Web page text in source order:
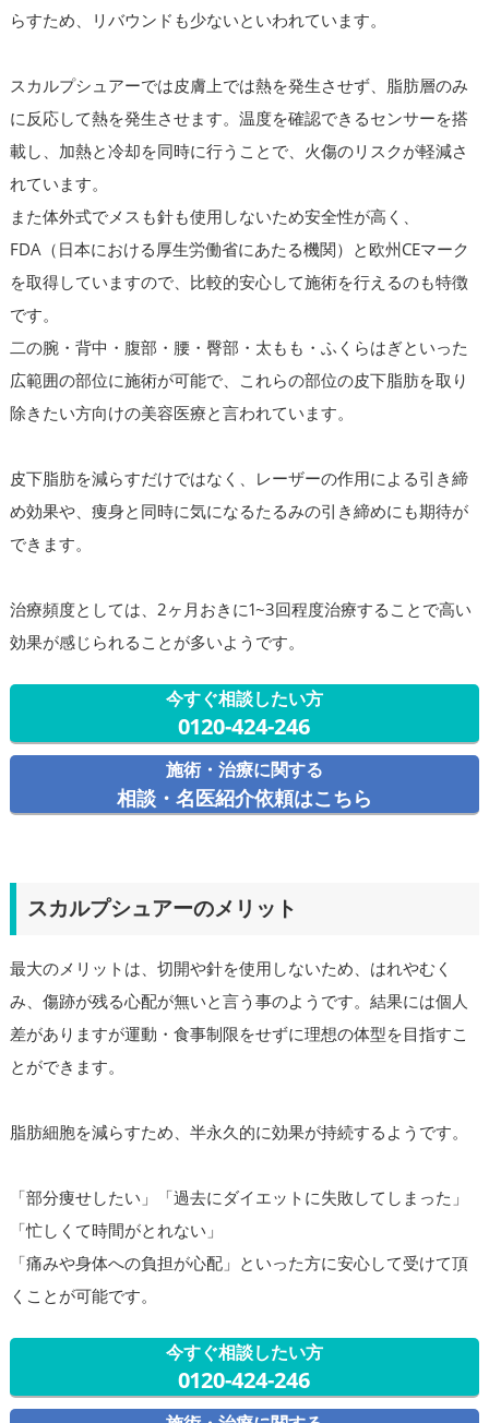
らすため、リバウンドも少ないといわれています。
スカルプシュアーでは皮膚上では熱を発生させず、脂肪層のみ
に反応して熱を発生させます。温度を確認できるセンサーを搭
載し、加熱と冷却を同時に行うことで、火傷のリスクが軽減さ
れています。
また体外式でメスも針も使用しないため安全性が高く、
FDA（日本における厚生労働省にあたる機関）と欧州CEマーク
を取得していますので、比較的安心して施術を行えるのも特徴
です。
二の腕・背中・腹部・腰・臀部・太もも・ふくらはぎといった
広範囲の部位に施術が可能で、これらの部位の皮下脂肪を取り
除きたい方向けの美容医療と言われています。
皮下脂肪を減らすだけではなく、レーザーの作用による引き締
め効果や、痩身と同時に気になるたるみの引き締めにも期待が
できます。
治療頻度としては、2ヶ月おきに1~3回程度治療することで高い
効果が感じられることが多いようです。
今すぐ相談したい方
0120-424-246
施術・治療に関する
相談・名医紹介依頼はこちら
スカルプシュアーのメリット
最大のメリットは、切開や針を使用しないため、はれやむく
み、傷跡が残る心配が無いと言う事のようです。結果には個人
差がありますが運動・食事制限をせずに理想の体型を目指すこ
とができます。
脂肪細胞を減らすため、半永久的に効果が持続するようです。
「部分痩せしたい」「過去にダイエットに失敗してしまった」
「忙しくて時間がとれない」
「痛みや身体への負担が心配」といった方に安心して受けて頂
くことが可能です。
今すぐ相談したい方
0120-424-246